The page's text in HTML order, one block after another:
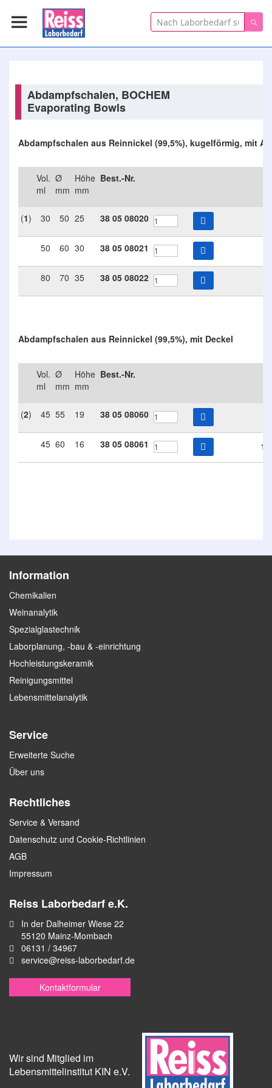
Suche
Abdampfschalen, BOCHEM
Evaporating Bowls
Abdampfschalen aus Reinnickel (99,5%), kugelförmig, mit
Vol.
ml
Ø
mm
Höhe
mm
Best.-Nr.
(1) 30 50 25 38 05 08020
50 60 30 38 05 08021
80 70 35 38 05 08022
Abdampfschalen aus Reinnickel (99,5%), mit Deckel
Vol.
ml
Ø
mm
Höhe
mm
Best.-Nr.
(2) 45 55 19 38 05 08060
45 60 16 38 05 08061
Information
Chemikalien
Weinanalytik
Spezialglastechnik
Laborplanung, -bau & -einrichtung
Hochleistungskeramik
Reinigungsmittel
Lebensmittelanalytik
Service
Erweiterte Suche
Über uns
Rechtliches
Service & Versand
Datenschutz und Cookie-Richtlinien
AGB
Impressum
Reiss Laborbedarf e.K.
In der Dalheimer Wiese 22
55120 Mainz-Mombach
06131 / 34967
service@reiss-laborbedarf.de
Kontaktformular
Wir sind Mitglied im
Lebensmittelinstitut KIN e.V.